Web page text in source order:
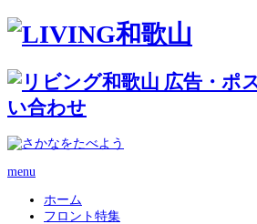
menu
ホーム
フロント特集